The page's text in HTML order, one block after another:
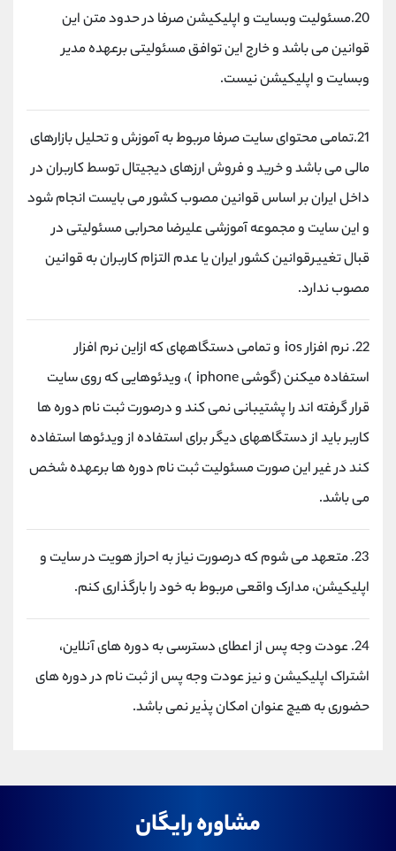
20.مسئولیت وبسایت و اپلیکیشن صرفا در حدود متن این
قوانین می باشد و خارج این توافق مسئولیتی برعهده مدیر
وبسایت و اپلیکیشن نیست.
21.تمامی محتوای سایت صرفا مربوط به آموزش و تحلیل بازارهای
مالی می باشد و خرید و فروش ارزهای دیجیتال توسط کاربران در
داخل ایران بر اساس قوانین مصوب کشور می بایست انجام شود
و این سایت و مجموعه آموزشی علیرضا محرابی مسئولیتی در
قبال تغییرقوانین کشور ایران یا عدم التزام کاربران به قوانین
مصوب ندارد.
22. نرم افزار ios و تمامی دستگاههای که ازاین نرم افزار
استفاده میکنن (گوشی iphone )، ویدئوهایی که روی سایت
قرار گرفته اند را پشتیبانی نمی کند و درصورت ثبت نام دوره ها
کاربر باید از دستگاههای دیگر برای استفاده از ویدئوها استفاده
کند در غیر این صورت مسئولیت ثبت نام دوره ها برعهده شخص
می باشد.
23. متعهد می شوم که درصورت نیاز به احراز هویت در سایت و
اپلیکیشن، مدارک واقعی مربوط به خود را بارگذاری کنم.
24. عودت وجه پس از اعطای دسترسی به دوره های آنلاین،
اشتراک اپلیکیشن و نیز عودت وجه پس از ثبت نام در دوره های
حضوری به هیچ عنوان امکان پذیر نمی باشد.
مشاوره رایگان